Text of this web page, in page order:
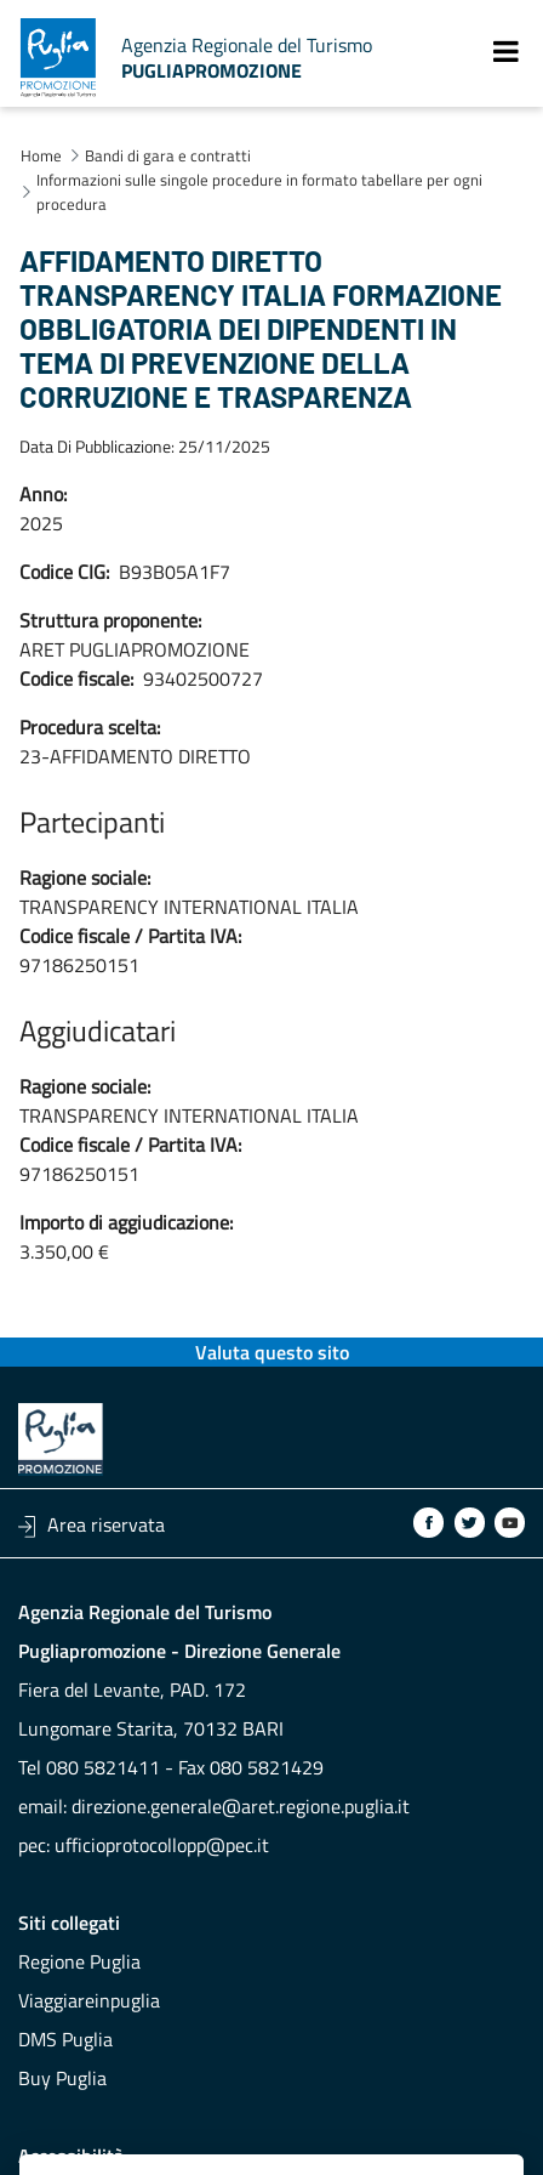
Agenzia Regionale del Turismo
PUGLIAPROMOZIONE
Home
Bandi di gara e contratti
Informazioni sulle singole procedure in formato tabellare per ogni
procedura
AFFIDAMENTO DIRETTO
TRANSPARENCY ITALIA FORMAZIONE
OBBLIGATORIA DEI DIPENDENTI IN
TEMA DI PREVENZIONE DELLA
CORRUZIONE E TRASPARENZA
Data Di Pubblicazione: 25/11/2025
Anno:
2025
Codice CIG: B93B05A1F7
Struttura proponente:
ARET PUGLIAPROMOZIONE
Codice fiscale: 93402500727
Procedura scelta:
23-AFFIDAMENTO DIRETTO
Partecipanti
Ragione sociale:
TRANSPARENCY INTERNATIONAL ITALIA
Codice fiscale / Partita IVA:
97186250151
Aggiudicatari
Ragione sociale:
TRANSPARENCY INTERNATIONAL ITALIA
Codice fiscale / Partita IVA:
97186250151
Importo di aggiudicazione:
3.350,00 €
Valuta questo sito
Area riservata
Agenzia Regionale del Turismo
Pugliapromozione - Direzione Generale
Fiera del Levante, PAD. 172
Lungomare Starita, 70132 BARI
Tel 080 5821411 - Fax 080 5821429
email:direzione.generale@aret.regione.puglia.it
pec: ufficioprotocollopp@pec.it
Siti collegati
Regione Puglia
Viaggiareinpuglia
DMS Puglia
Buy Puglia
Accessibilità